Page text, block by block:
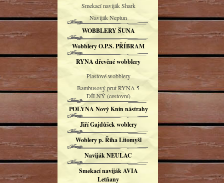
Smekací naviják Shark
Naviják Neptun
WOBBLERY ŠUNA
Wobblery O.P.S. PŘÍBRAM
RYNA dřevěné wobblery
Plastové wobblery
Bambusový prut RYNA 5
DÍLNÝ (cestovní)
POLYNA Nový Knín nástrahy
Jiří Gajdůšek woblery
Woblery p. Říha Litomyšl
Naviják NEULAC
Smekací naviják AVIA
Letňany